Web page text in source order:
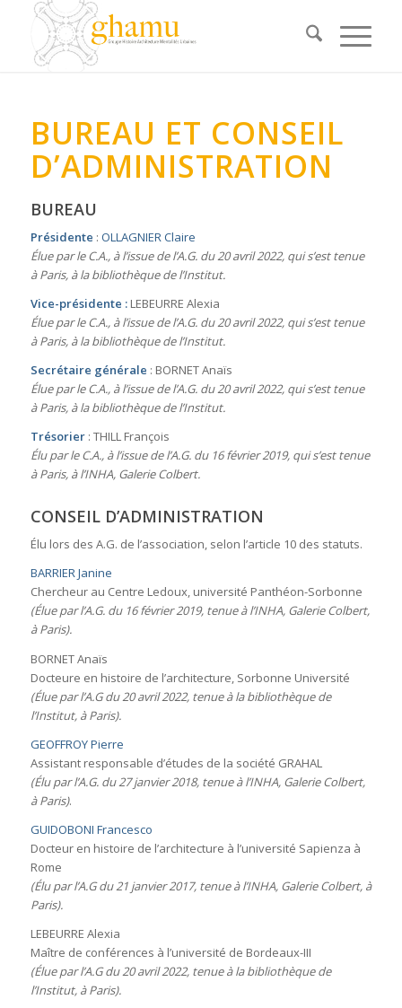
BUREAU ET CONSEIL
D’ADMINISTRATION
BUREAU
Présidente : OLLAGNIER Claire
Élue par le C.A., à l’issue de l’A.G. du 20 avril 2022, qui s’est tenue
à Paris, à la bibliothèque de l’Institut.
Vice-présidente :LEBEURRE Alexia
Élue par le C.A., à l’issue de l’A.G. du 20 avril 2022, qui s’est tenue
à Paris, à la bibliothèque de l’Institut.
Secrétaire générale : BORNET Anaïs
Élue par le C.A., à l’issue de l’A.G. du 20 avril 2022, qui s’est tenue
à Paris, à la bibliothèque de l’Institut.
Trésorier: THILL François
Élu par le C.A., à l’issue de l’A.G. du 16 février 2019, qui s’est tenue
à Paris, à l’INHA, Galerie Colbert.
CONSEIL D’ADMINISTRATION
Élu lors des A.G. de l’association, selon l’article 10 des statuts.
BARRIER Janine
Chercheur au Centre Ledoux, université Panthéon-Sorbonne
(Élue par l’A.G. du 16 février 2019, tenue à l’INHA, Galerie Colbert,
à Paris).
BORNET Anaïs
Docteure en histoire de l’architecture, Sorbonne Université
(Élue par l’A.G du 20 avril 2022, tenue à la bibliothèque de
l’Institut, à Paris).
GEOFFROY Pierre
Assistant responsable d’études de la société GRAHAL
(Élu par l’A.G. du 27 janvier 2018, tenue à l’INHA, Galerie Colbert,
à Paris).
GUIDOBONI Francesco
Docteur en histoire de l’architecture à l’université Sapienza à
Rome
(Élu par l’A.G du 21 janvier 2017, tenue à l’INHA, Galerie Colbert, à
Paris).
LEBEURRE Alexia
Maître de conférences à l’université de Bordeaux-III
(Élue par l’A.G du 20 avril 2022, tenue à la bibliothèque de
l’Institut, à Paris).